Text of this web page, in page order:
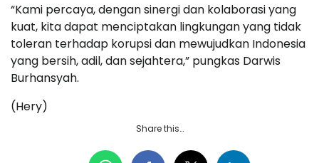
“Kami percaya, dengan sinergi dan kolaborasi yang
kuat, kita dapat menciptakan lingkungan yang tidak
toleran terhadap korupsi dan mewujudkan Indonesia
yang bersih, adil, dan sejahtera,” pungkas Darwis
Burhansyah.
(Hery)
Share this…